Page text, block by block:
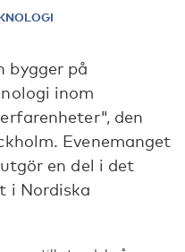
bygger på
inom
den
Evenemanget
en del i det
i Nordiska